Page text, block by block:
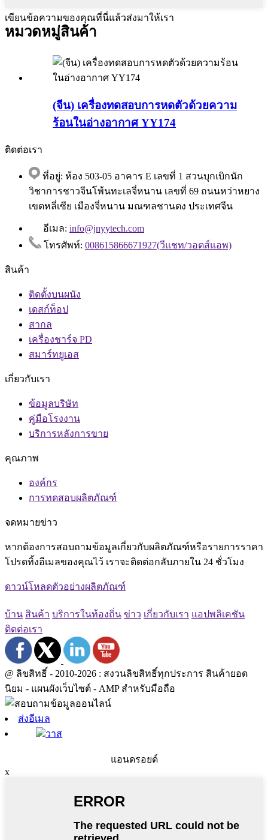
เขียนข้อความของคุณที่นี่แล้วส่งมาให้เรา
หมวดหมู่สินค้า
(จีน) เครื่องทดสอบการหดตัวด้วยความ
ร้อนในอ่างอากาศ YY174
ติดต่อเรา
ที่อยู่: ห้อง 503-05 อาคาร E เลขที่ 1 สวนบุกเบิกนัก
วิชาการชาวจีนโพ้นทะเลจี่หนาน เลขที่ 69 ถนนหว่าหยาง
เขตหลี่เซีย เมืองจี่หนาน มณฑลชานตง ประเทศจีน
อีเมล: info@jnyytech.com
โทรศัพท์: 008615866671927(วีแชท/วอตส์แอพ)
สินค้า
ติดตั้งบนผนัง
เดสก์ท็อป
สากล
เครื่องชาร์จ PD
สมาร์ทยูเอส
เกี่ยวกับเรา
ข้อมูลบริษัท
คู่มือโรงงาน
บริการหลังการขาย
คุณภาพ
องค์กร
การทดสอบผลิตภัณฑ์
จดหมายข่าว
หากต้องการสอบถามข้อมูลเกี่ยวกับผลิตภัณฑ์หรือรายการราคา
โปรดทิ้งอีเมลของคุณไว้ เราจะติดต่อกลับภายใน 24 ชั่วโมง
ดาวน์โหลดตัวอย่างผลิตภัณฑ์
บ้าน สินค้า บริการในท้องถิ่น ข่าว เกี่ยวกับเรา แอปพลิเคชัน
ติดต่อเรา
@ ลิขสิทธิ์ - 2010-2026 : สงวนลิขสิทธิ์ทุกประการ สินค้ายอด
นิยม - แผนผังเว็บไซต์ - AMP สำหรับมือถือ
ส่งอีเมล
วาส
แอนดรอยด์
x